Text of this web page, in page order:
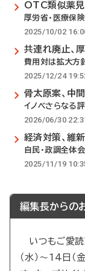
OTC類似薬見
厚労省・医療保
2025/10/02
共連れ廃止、
費用対は拡大方
2025/12/24
骨太原案、中
イノベさらなる
2026/06/30
経済対策、維
自民・政調全体
2025/11/19
編集長からの
いつもご愛読
（水）～14日（